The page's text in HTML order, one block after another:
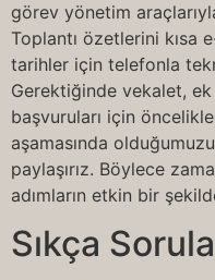
görev yönetim
Toplantı özetlerini kısa
tarihler için telefonla
Gerektiğinde vekalet,
başvuruları için
aşamasında
paylaşırız. Böylece
adımların etkin bir
Sıkça